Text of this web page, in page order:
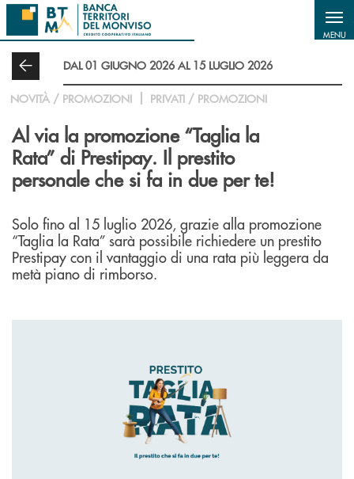
Salta al contenuto principale
MENU
DAL 01 GIUGNO 2026 AL 15 LUGLIO 2026
NOVITÀ / PROMOZIONI PRIVATI / PROMOZIONI
Al via la promozione “Taglia la
Rata” di Prestipay. Il prestito
personale che si fa in due per te!
Solo fino al 15 luglio 2026, grazie alla promozione
“Taglia la Rata” sarà possibile richiedere un prestito
Prestipay con il vantaggio di una rata più leggera da
metà piano di rimborso.